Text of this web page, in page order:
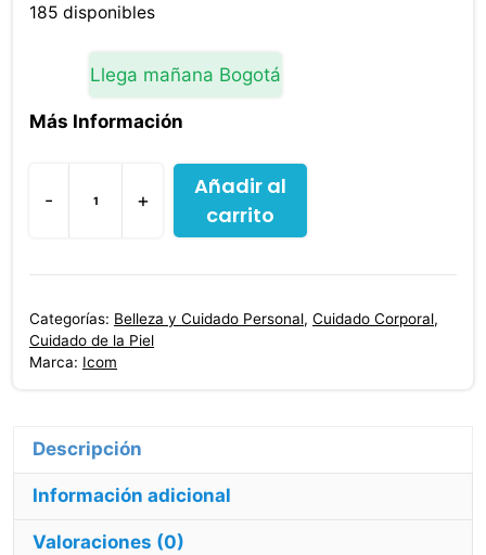
185 disponibles
Llega mañana Bogotá
Más Información
-
Tersopiel
Loción
400
+
+
Añadir al
carrito
Categorías: Belleza y Cuidado Personal, Cuidado Corporal,
Cuidado de la Piel
Marca: Icom
Descripción
Información adicional
Valoraciones (0)